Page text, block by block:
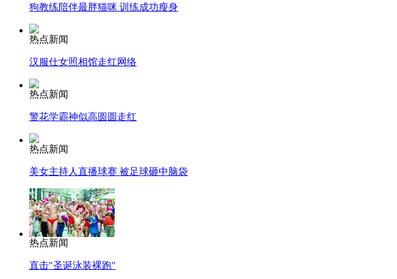
纽约上演“枕头大战”
狗教练陪伴最胖猫咪 训练成功瘦身
热点新闻
汉服仕女照相馆走红网络
热点新闻
警花学霸神似高圆圆走红
热点新闻
美女主持人直播球赛 被足球砸中脑袋
热点新闻
直击"圣诞泳装裸跑"